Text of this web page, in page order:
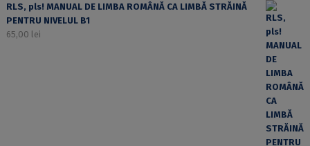
RLS, pls! MANUAL DE LIMBA ROMÂNĂ CA LIMBĂ STRĂINĂ
PENTRU NIVELUL B1
65,00 lei